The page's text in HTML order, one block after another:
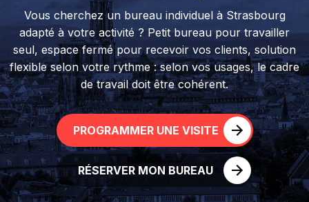
Vous cherchez un bureau individuel à Strasbourg
adapté à votre activité ? Petit bureau pour travailler
seul, espace fermé pour recevoir vos clients, solution
flexible selon votre rythme : selon vos usages, le cadre
de travail doit être cohérent.
PROGRAMMER UNE VISITE
RÉSERVER MON BUREAU